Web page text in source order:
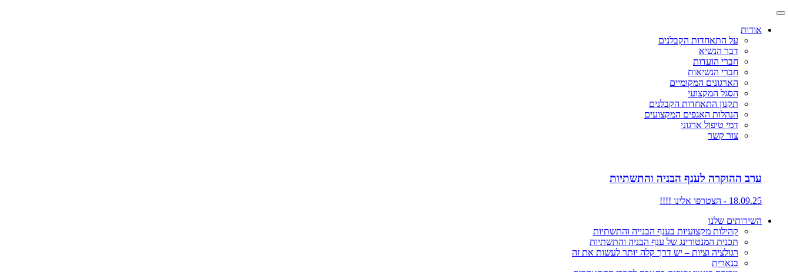
אודות
על התאחדות הקבלנים
דבר הנשיא
חברי הועדות
חברי הנשיאות
הארגונים המקומיים
הסגל המקצועי
תקנון התאחדות הקבלנים
הנהלות האגפים המקצועים
דמי טיפול ארגוני
צור קשר
ערב ההוקרה לענף הבניה והתשתיות
18.09.25 - הצטרפו אלינו !!!!
השירותים שלנו
קהילות מקצועיות בענף הבנייה והתשתיות
תכנית המנטורינג של ענף הבניה והתשתיות
רגולציה וציות – יש דרך קלה יותר לעשות את זה
בנארית